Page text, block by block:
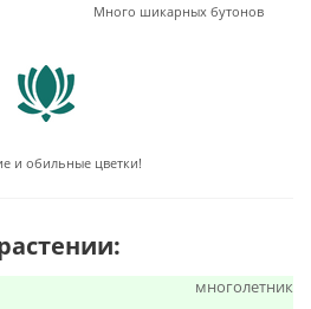
Много шикарных бутонов
и обильные цветки!
многолетник